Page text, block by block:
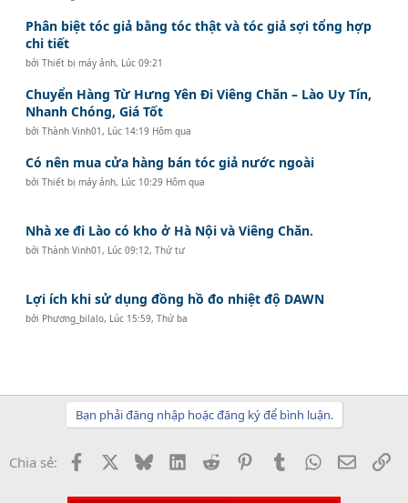
Phân biệt tóc giả bằng tóc thật và tóc giả sợi tổng hợp
chi tiết
bởiThiết bị máy ảnh, Lúc 09:21
Chuyển Hàng Từ Hưng Yên Đi Viêng Chăn – Lào Uy Tín,
Nhanh Chóng, Giá Tốt
bởiThành Vinh01 , Lúc 14:19 Hôm qua
Có nên mua cửa hàng bán tóc giả nước ngoài
bởiThiết bị máy ảnh, Lúc 10:29 Hôm qua
Nhà xe đi Lào có kho ở Hà Nội và Viêng Chăn.
bởiThành Vinh01 , Lúc 09:12, Thứ tư
Lợi ích khi sử dụng đồng hồ đo nhiệt độ DAWN
bởi Phương_bilalo, Lúc 15:59, Thứ ba
Bạn phải đăng nhập hoặc đăng ký để bình luận.
Chia sẻ: Facebook BlueskyLinkedInReddit PinterestTumblrWhatsApp
Email